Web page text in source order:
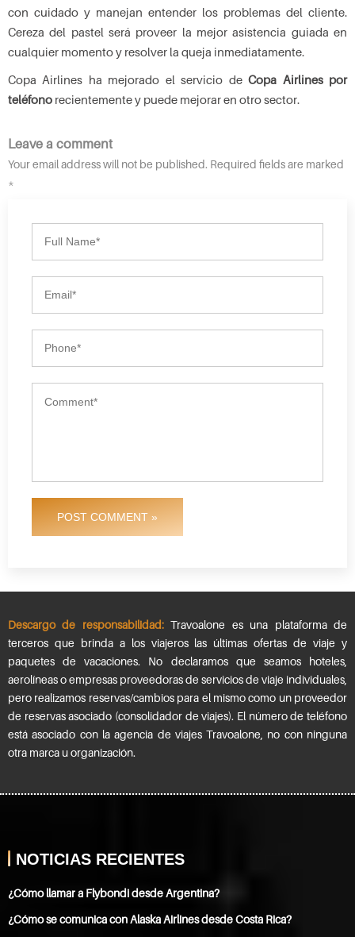
con cuidado y manejan entender los problemas del cliente.
Cereza del pastel será proveer la mejor asistencia guiada en
cualquier momento y resolver la queja inmediatamente.
Copa Airlines ha mejorado el servicio deCopa Airlines por
teléfono recientemente y puede mejorar en otro sector.
Leave a comment
Your email address will not be published. Required fields are marked
*
POST COMMENT »
Descargo de responsabilidad:Travoalone es una plataforma de
terceros que brinda a los viajeros las últimas ofertas de viaje y
paquetes de vacaciones. No declaramos que seamos hoteles,
aerolíneas o empresas proveedoras de servicios de viaje individuales,
pero realizamos reservas/cambios para el mismo como un proveedor
de reservas asociado (consolidador de viajes). El número de teléfono
está asociado con la agencia de viajes Travoalone, no con ninguna
otra marca u organización.
NOTICIAS RECIENTES
¿Cómo llamar a Flybondi desde Argentina?
¿Cómo se comunica con Alaska Airlines desde Costa Rica?